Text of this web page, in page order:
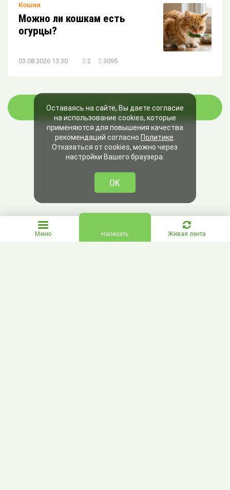
Кошки
Можно ли кошкам есть
огурцы?
03.08.2026 13:30 2 3095
ЕЩЁ
Меню Написать Живая лента
Оставаясь на сайте, Вы даете согласие
на использование cookies, которые
применяются для повышения качества
рекомендаций согласно Политике
Отказаться от cookies, можно через
настройки Вашего браузера.
OK